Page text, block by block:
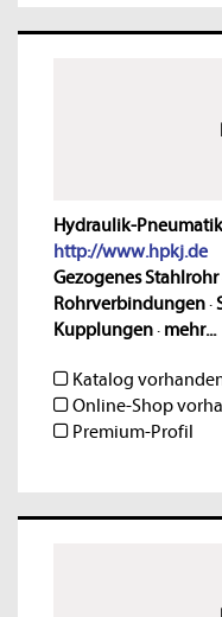
Hydraulik-
http://www.hpkj.de
Gezogenes Stahlrohr
Rohrverbindungen·
Kupplungen· mehr...
Katalog
Online-Shop
Premium-Profil